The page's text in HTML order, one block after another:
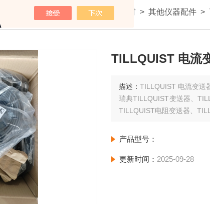
位置： 首页>产品展示> 配件耗材 > 其他仪器配件 >
TILLQUIST 电流
描述：TILLQUIST 电流变送
瑞典TILLQUIST变送器、
TILLQUIST电阻变送器、
产品型号：
更新时间： 2025-09-28